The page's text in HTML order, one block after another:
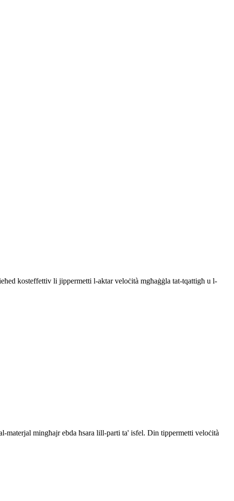
kosteffettiv li jippermetti l-aktar veloċità mgħaġġla tat-tqattigħ u l-
mingħajr ebda ħsara lill-parti ta' isfel. Din tippermetti veloċità